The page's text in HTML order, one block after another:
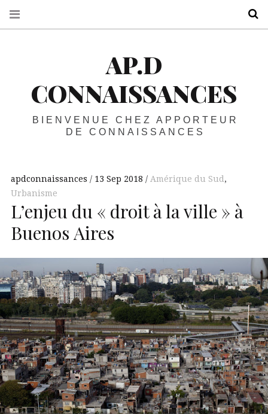
AP.D
CONNAISSANCES
BIENVENUE CHEZ APPORTEUR
DE CONNAISSANCES
apdconnaissances 13 Sep 2018 Amérique du Sud ,
Urbanisme
L’enjeu du « droit à la ville » à
Buenos Aires